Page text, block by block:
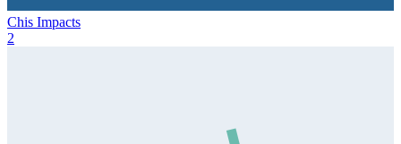
Chis Impacts
2